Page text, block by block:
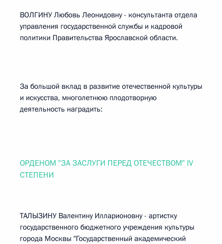
ВОЛГИНУ Любовь Леонидовну - консультанта отдела
управления государственной службы и кадровой
политики Правительства Ярославской области.
За большой вклад в развитие отечественной культуры
и искусства, многолетнюю плодотворную
деятельность наградить:
ОРДЕНОМ "ЗА ЗАСЛУГИ ПЕРЕД ОТЕЧЕСТВОМ" IV
СТЕПЕНИ
ТАЛЫЗИНУ Валентину Илларионовну - артистку
государственного бюджетного учреждения культуры
города Москвы "Государственный академический